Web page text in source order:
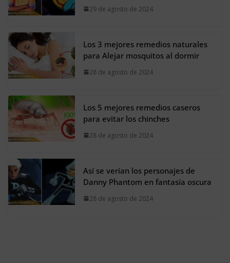
29 de agosto de 2024
Los 3 mejores remedios naturales
para Alejar mosquitos al dormir
28 de agosto de 2024
Los 5 mejores remedios caseros
para evitar los chinches
28 de agosto de 2024
Así se verían los personajes de
Danny Phantom en fantasía oscura
28 de agosto de 2024